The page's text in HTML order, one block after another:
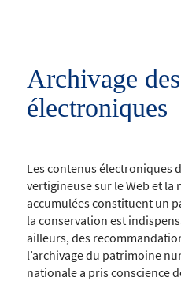
Archivage
électroniques
Les contenus électroniques
vertigineuse sur le Web et la
accumulées constituent un
la conservation est
ailleurs, des
l’archivage du patrimoine
nationale a pris conscience